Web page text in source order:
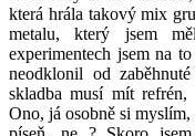
která hrála takový mix
metalu, který jsem
experimentech jsem na
neodklonil od
skladba musí mít refrén,
Ono, já osobně si myslím,